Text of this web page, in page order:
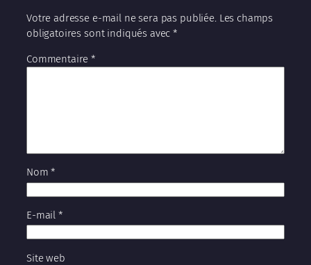
Votre adresse e-mail ne sera pas publiée. Les champs
obligatoires sont indiqués avec*
Commentaire*
Nom*
E-mail *
Site web